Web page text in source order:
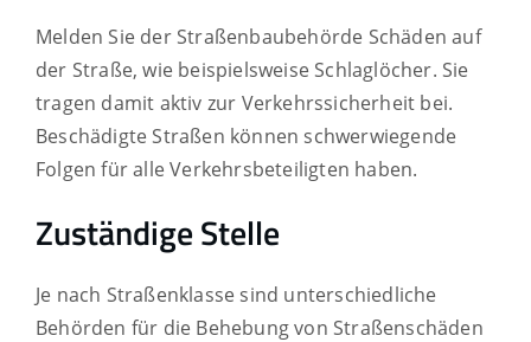
Melden Sie der Straßenbaubehörde Schäden auf
der Straße, wie beispielsweise Schlaglöcher. Sie
tragen damit aktiv zur Verkehrssicherheit bei.
Beschädigte Straßen können schwerwiegende
Folgen für alle Verkehrsbeteiligten haben.
Zuständige Stelle
Je nach Straßenklasse sind unterschiedliche
Behörden für die Behebung von Straßenschäden